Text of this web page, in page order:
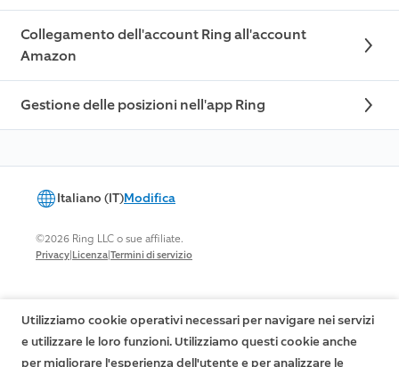
Collegamento dell'account Ring all'account
Amazon
Gestione delle posizioni nell'app Ring
Italiano (IT)Modifica
©2026 Ring LLC o sue affiliate.
Privacy|Licenza|Termini di servizio
Utilizziamo cookie operativi necessari per navigare nei servizi
e utilizzare le loro funzioni. Utilizziamo questi cookie anche
per migliorare l'esperienza dell'utente e per analizzare le